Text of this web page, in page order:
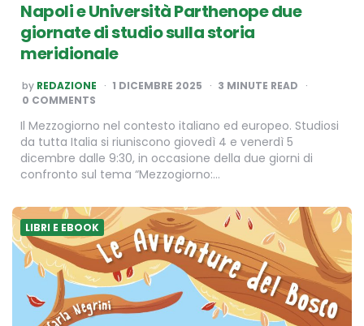
Napoli e Università Parthenope due
giornate di studio sulla storia
meridionale
POSTED
BY
by REDAZIONE 1 DICEMBRE 2025 3 MINUTE READ
0 COMMENTS
Il Mezzogiorno nel contesto italiano ed europeo. Studiosi
da tutta Italia si riuniscono giovedì 4 e venerdì 5
dicembre dalle 9:30, in occasione della due giorni di
confronto sul tema “Mezzogiorno:…
LIBRI E EBOOK